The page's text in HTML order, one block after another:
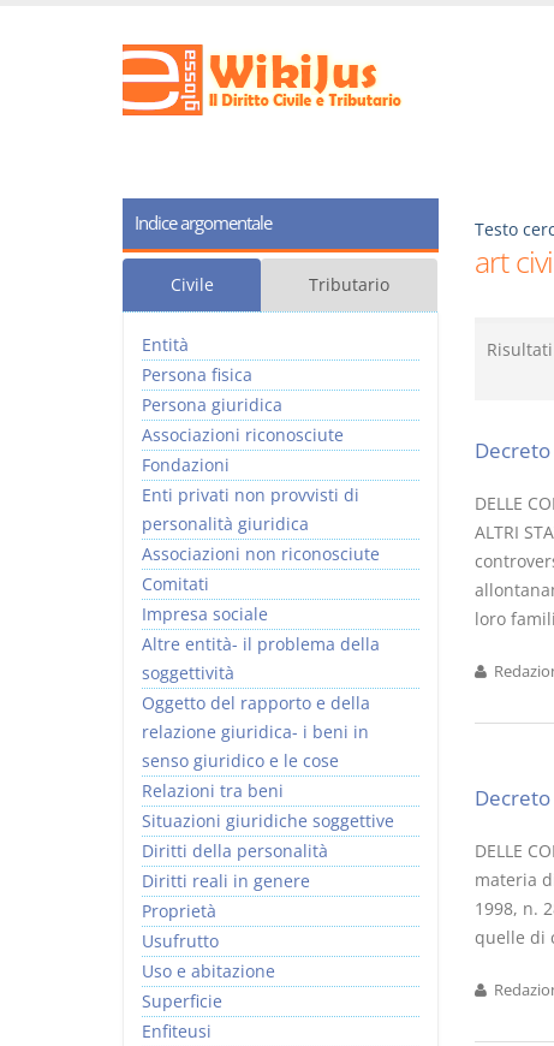
Testo
art
Risultati
DELLE
ALTRI
loro
DELLE
materia
1998, n.
quelle di
Indice argomentale
Civile Tributario
Entità
Persona fisica
Persona giuridica
Associazioni riconosciute
Fondazioni
Enti privati non provvisti di
personalità giuridica
Associazioni non riconosciute
Comitati
Impresa sociale
Altre entità- il problema della
soggettività
Oggetto del rapporto e della
relazione giuridica- i beni in
senso giuridico e le cose
Relazioni tra beni
Situazioni giuridiche soggettive
Diritti della personalità
Diritti reali in genere
Proprietà
Usufrutto
Uso e abitazione
Superficie
Enfiteusi